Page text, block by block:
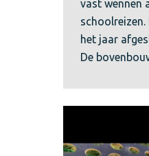
vast wennen
schoolreizen.
het jaar
De